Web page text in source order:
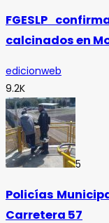
FGESLP
calcinados en
edicionweb
9.2K
5
Policías
Carretera 57